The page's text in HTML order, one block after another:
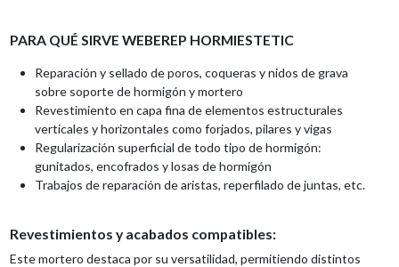
PARA QUÉ SIRVE WEBEREP HORMIESTETIC
Reparación y sellado de poros, coqueras y nidos de grava
sobre soporte de hormigón y mortero
Revestimiento en capa fina de elementos estructurales
verticales y horizontales como forjados, pilares y vigas
Regularización superficial de todo tipo de hormigón:
gunitados, encofrados y losas de hormigón
Trabajos de reparación de aristas, reperfilado de juntas, etc.
Revestimientos y acabados compatibles:
Este mortero destaca por su versatilidad, permitiendo distintos